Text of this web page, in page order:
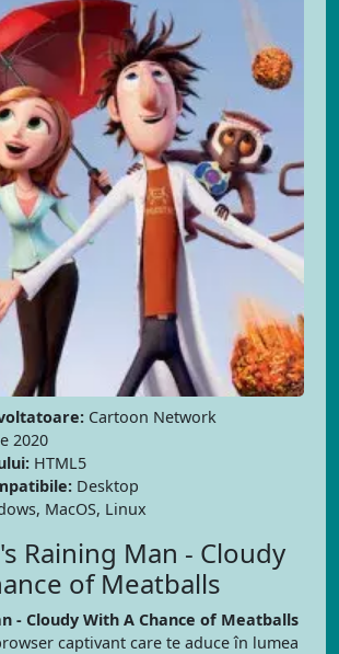
Cartoon Network
2020
HTML5
Desktop
MacOS, Linux
Raining Man - Cloudy
of Meatballs
- Cloudy With A Chance of Meatballs
captivant care te aduce în lumea